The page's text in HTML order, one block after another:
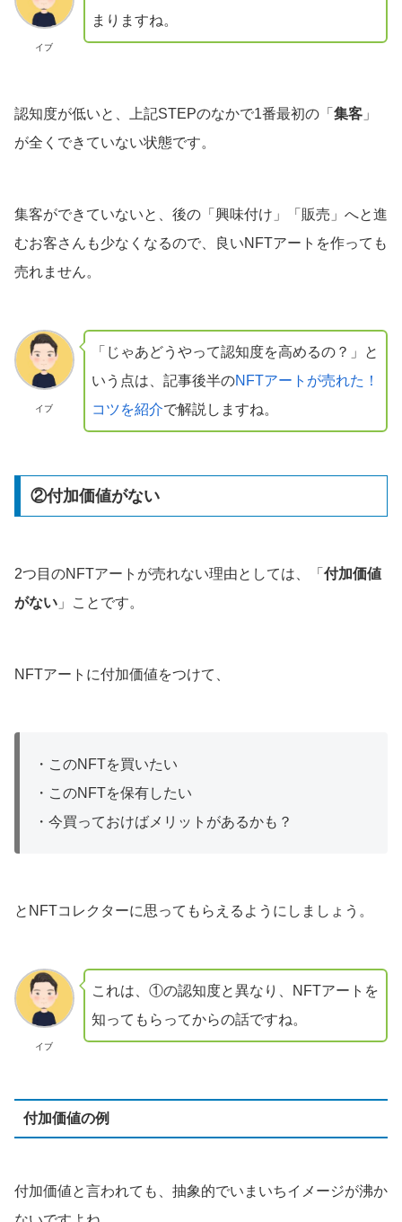
イブ
まりますね。
認知度が低いと、上記STEPのなかで1番最初の「 集客 」
が全くできていない状態です。
集客ができていないと、後の「興味付け」「販売」へと進
むお客さんも少なくなるので、良いNFTアートを作っても
売れません。
イブ
「じゃあどうやって認知度を高めるの？」と
いう点は、記事後半のNFTアートが売れた！
コツを紹介で解説しますね。
②付加価値がない
2つ目のNFTアートが売れない理由としては、「 付加価値
がない 」ことです。
NFTアートに付加価値をつけて、
・このNFTを買いたい
・このNFTを保有したい
・今買っておけばメリットがあるかも？
とNFTコレクターに思ってもらえるようにしましょう。
イブ
これは、①の認知度と異なり、NFTアートを
知ってもらってからの話ですね。
付加価値の例
付加価値と言われても、抽象的でいまいちイメージが沸か